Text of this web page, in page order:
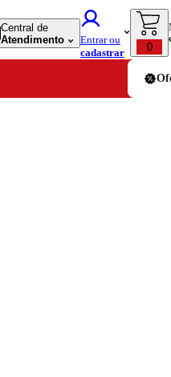
Central de
Atendimento
Entrar ou
cadastrar
0